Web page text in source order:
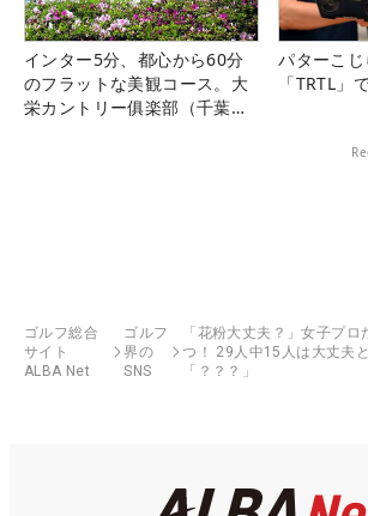
インター5分、都心から60分
のフラットな美観コース。大
栄カントリー俱楽部（千葉
パターこ
「TRTL」
ゴルフ総合
サイト
ALBA Net
ゴルフ
界の
SNS
「花粉大丈夫？」女子プロ
つ！ 29人中15人は大丈夫
「？？？」